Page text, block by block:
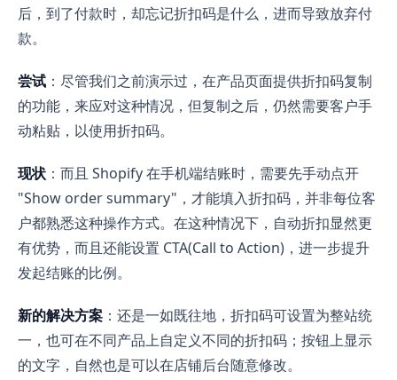
后，到了付款时，却忘记折扣码是什么，进而导致放弃付
款。
尝试 ：尽管我们之前演示过，在产品页面提供折扣码复制
的功能，来应对这种情况，但复制之后，仍然需要客户手
动粘贴，以使用折扣码。
现状 ：而且 Shopify 在手机端结账时，需要先手动点开
"Show order summary"，才能填入折扣码，并非每位客
户都熟悉这种操作方式。在这种情况下，自动折扣显然更
有优势，而且还能设置 CTA(Call to Action)，进一步提升
发起结账的比例。
新的解决方案 ：还是一如既往地，折扣码可设置为整站统
一，也可在不同产品上自定义不同的折扣码；按钮上显示
的文字，自然也是可以在店铺后台随意修改。